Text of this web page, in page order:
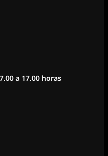
a 17.00 horas